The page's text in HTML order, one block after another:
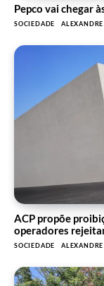
Pepco vai chegar
SOCIEDADE ALEXANDRE
ACP propõe
operadores
SOCIEDADE ALEXANDRE